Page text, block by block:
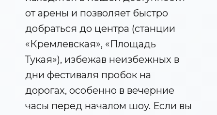
от арены и позволяет быстро
добраться до центра (станции
«Кремлевская», «Площадь
Тукая»), избежав неизбежных в
дни фестиваля пробок на
дорогах, особенно в вечерние
часы перед началом шоу. Если вы